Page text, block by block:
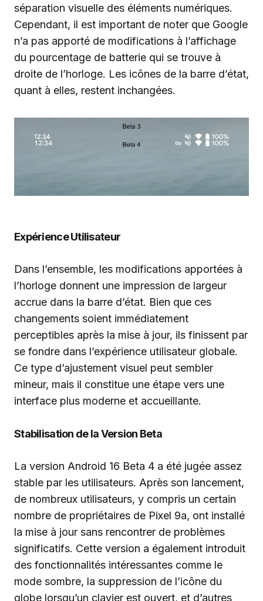
séparation visuelle des éléments numériques.
Cependant, il est important de noter que Google
n’a pas apporté de modifications à l’affichage
du pourcentage de batterie qui se trouve à
droite de l’horloge. Les icônes de la barre d’état,
quant à elles, restent inchangées.
Expérience Utilisateur
Dans l’ensemble, les modifications apportées à
l’horloge donnent une impression de largeur
accrue dans la barre d’état. Bien que ces
changements soient immédiatement
perceptibles après la mise à jour, ils finissent par
se fondre dans l’expérience utilisateur globale.
Ce type d’ajustement visuel peut sembler
mineur, mais il constitue une étape vers une
interface plus moderne et accueillante.
Stabilisation de la Version Beta
La version Android 16 Beta 4 a été jugée assez
stable par les utilisateurs. Après son lancement,
de nombreux utilisateurs, y compris un certain
nombre de propriétaires de Pixel 9a, ont installé
la mise à jour sans rencontrer de problèmes
significatifs. Cette version a également introduit
des fonctionnalités intéressantes comme le
mode sombre, la suppression de l’icône du
globe lorsqu’un clavier est ouvert, et d’autres